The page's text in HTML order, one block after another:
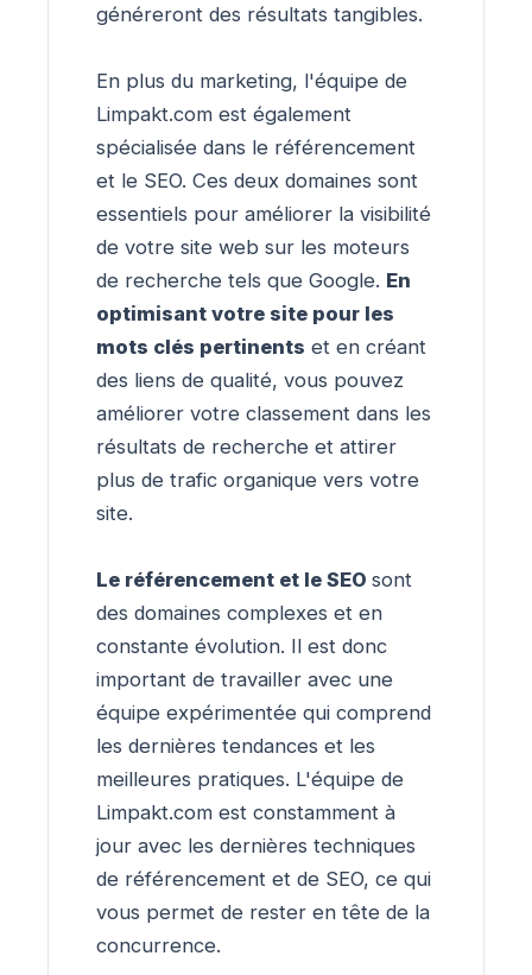
généreront des résultats tangibles.
En plus du marketing, l'équipe de
Limpakt.com est également
spécialisée dans le référencement
et le SEO. Ces deux domaines sont
essentiels pour améliorer la visibilité
de votre site web sur les moteurs
de recherche tels que Google. En
optimisant votre site pour les
mots clés pertinents et en créant
des liens de qualité, vous pouvez
améliorer votre classement dans les
résultats de recherche et attirer
plus de trafic organique vers votre
site.
Le référencement et le SEO sont
des domaines complexes et en
constante évolution. Il est donc
important de travailler avec une
équipe expérimentée qui comprend
les dernières tendances et les
meilleures pratiques. L'équipe de
Limpakt.com est constamment à
jour avec les dernières techniques
de référencement et de SEO, ce qui
vous permet de rester en tête de la
concurrence.